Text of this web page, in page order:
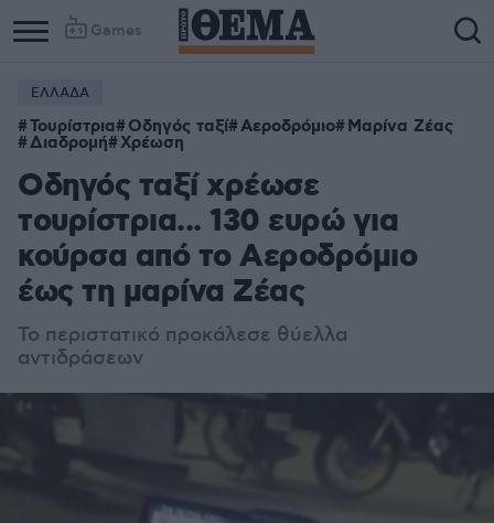
Games
Column
1
Column
2
ΕΛΛΑΔΑ
Τουρίστρια Οδηγός ταξί Αεροδρόμιο Μαρίνα Ζέας
Διαδρομή Χρέωση
Οδηγός ταξί χρέωσε
τουρίστρια... 130 ευρώ για
κούρσα από το Αεροδρόμιο
έως τη μαρίνα Ζέας
Το περιστατικό προκάλεσε θύελλα
αντιδράσεων